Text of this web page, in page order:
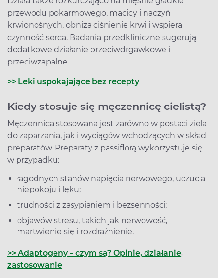
przewodu pokarmowego, macicy i naczyń
krwionośnych, obniża ciśnienie krwi i wspiera
czynność serca. Badania przedkliniczne sugerują
dodatkowe działanie przeciwdrgawkowe i
przeciwzapalne.
>> Leki uspokajające bez recepty
Kiedy stosuje się męczennicę cielistą?
Męczennica stosowana jest zarówno w postaci ziela
do zaparzania, jak i wyciągów wchodzących w skład
preparatów. Preparaty z passiflorą wykorzystuje się
w przypadku:
łagodnych stanów napięcia nerwowego, uczucia
niepokoju i lęku;
trudności z zasypianiem i bezsenności;
objawów stresu, takich jak nerwowość,
martwienie się i rozdrażnienie.
>> Adaptogeny – czym są? Opinie, działanie,
zastosowanie